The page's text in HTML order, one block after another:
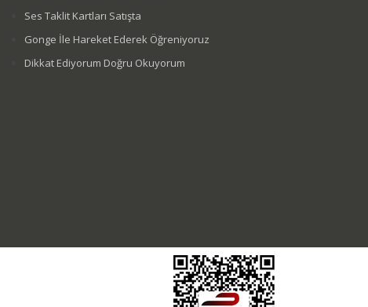
Ses Taklit Kartları Satışta
Gonge İle Hareket Ederek Öğreniyoruz
Dikkat Ediyorum Doğru Okuyorum